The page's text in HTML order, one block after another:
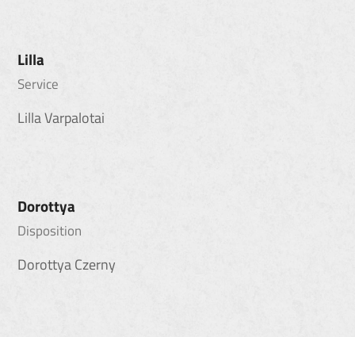
Lilla
Service
Lilla Varpalotai
Dorottya
Disposition
Dorottya Czerny